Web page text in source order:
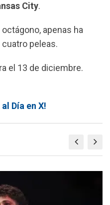
City.
apenas ha
peleas.
el 13 de diciembre.
Día en X!